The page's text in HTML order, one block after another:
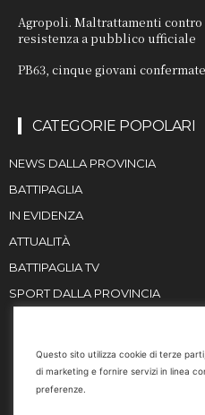
Agropoli. Maltrattamenti
resistenza a pubblico ufficiale
PB63, cinque giovani
CATEGORIE POPOLARI
NEWS DALLA PROVINCIA
BATTIPAGLIA
IN EVIDENZA
ATTUALITÀ
BATTIPAGLIA TV
SPORT DALLA PROVINCIA
Email
Questo sito utilizza cookie di terze
di marketing e fornire servizi in linea
preferenze.